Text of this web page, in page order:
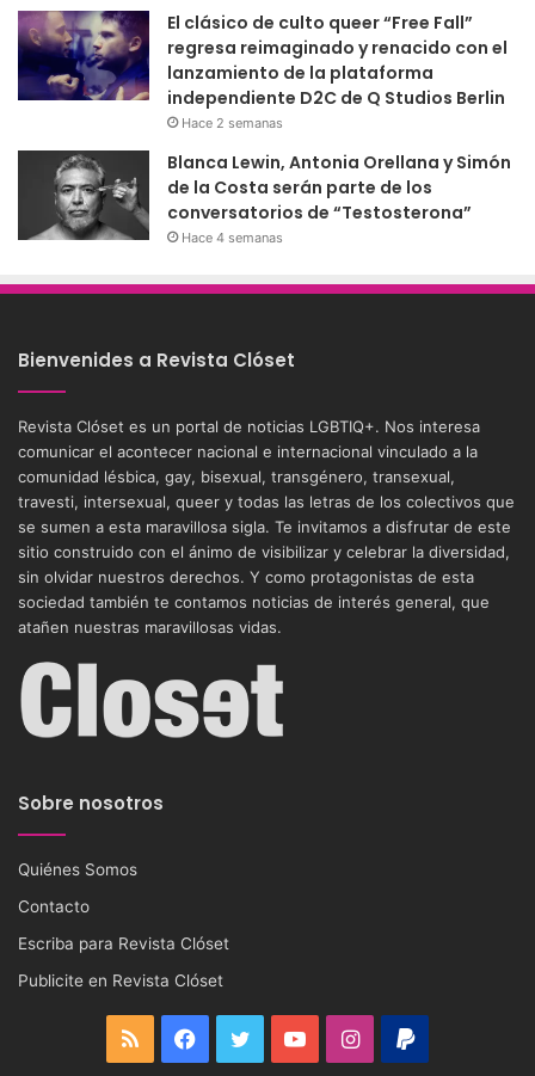
El clásico de culto queer “Free Fall”
regresa reimaginado y renacido con el
lanzamiento de la plataforma
independiente D2C de Q Studios Berlin
Hace 2 semanas
Blanca Lewin, Antonia Orellana y Simón
de la Costa serán parte de los
conversatorios de “Testosterona”
Hace 4 semanas
Bienvenides a Revista Clóset
Revista Clóset es un portal de noticias LGBTIQ+. Nos interesa
comunicar el acontecer nacional e internacional vinculado a la
comunidad lésbica, gay, bisexual, transgénero, transexual,
travesti, intersexual, queer y todas las letras de los colectivos que
se sumen a esta maravillosa sigla. Te invitamos a disfrutar de este
sitio construido con el ánimo de visibilizar y celebrar la diversidad,
sin olvidar nuestros derechos. Y como protagonistas de esta
sociedad también te contamos noticias de interés general, que
atañen nuestras maravillosas vidas.
Sobre nosotros
Quiénes Somos
Contacto
Escriba para Revista Clóset
Publicite en Revista Clóset
RSS Facebook
TwitterYouTubeInstagram
PayPal